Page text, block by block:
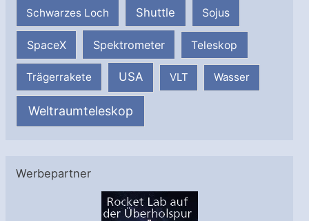
Schwarzes Loch Shuttle Sojus
SpaceX Spektrometer Teleskop
Trägerrakete USA VLT Wasser
Weltraumteleskop
Werbepartner